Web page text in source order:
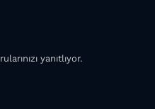
yanıtlıyor.